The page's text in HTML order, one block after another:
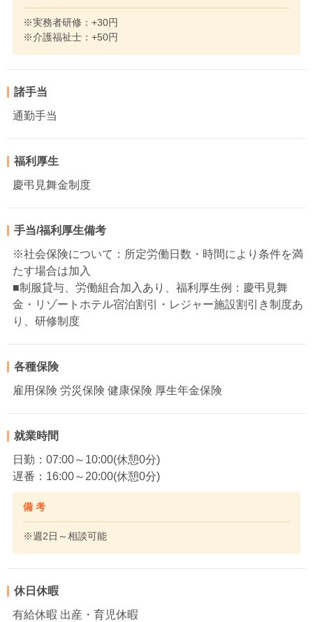
※実務者研修：+30円
※介護福祉士：+50円
諸手当
通勤手当
福利厚生
慶弔見舞金制度
手当/福利厚生備考
※社会保険について：所定労働日数・時間により条件を満
たす場合は加入
■制服貸与、労働組合加入あり、福利厚生例：慶弔見舞
金・リゾートホテル宿泊割引・レジャー施設割引き制度あ
り、研修制度
各種保険
雇用保険 労災保険 健康保険 厚生年金保険
就業時間
日勤：07:00～10:00(休憩0分)
遅番：16:00～20:00(休憩0分)
備 考
※週2日～相談可能
休日休暇
有給休暇 出産・育児休暇